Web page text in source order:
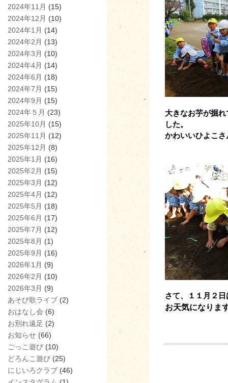
2024年11月 (15)
2024年12月 (10)
2024年1月 (14)
2024年2月 (13)
2024年3月 (10)
2024年4月 (14)
2024年6月 (18)
2024年7月 (15)
2024年9月 (15)
2024年５月 (23)
2025年10月 (15)
2025年11月 (12)
2025年12月 (8)
2025年1月 (16)
2025年2月 (15)
2025年3月 (12)
2025年4月 (12)
2025年5月 (18)
2025年6月 (17)
2025年7月 (12)
2025年8月 (1)
2025年9月 (16)
2026年1月 (9)
2026年2月 (10)
2026年3月 (9)
あそび歌ライブ (2)
おはなし会 (6)
お別れ遠足 (2)
お知らせ (66)
ごっこ遊び (10)
どろんこ遊び (25)
にじいろクラブ (46)
大きなお芋が掘
した。
かわいいひよこさ
さて、１１月２
お天気になりま